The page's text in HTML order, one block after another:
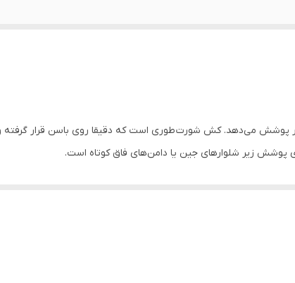
این حال پهلوهای ران را از کنار پوشش می‌دهد. کش شورت طوری است که دقیقا روی باسن قرار
پوشش زیر شلوارهای جین یا دامن‌های فاق کوتاه است.
سویشرت، پولوشرت، ست لباس راحتی زنانه و دخترانه از برندهای معتبر